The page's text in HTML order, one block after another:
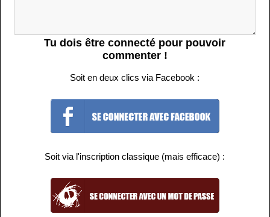
Tu dois être connecté pour pouvoir
commenter !
Soit en deux clics via Facebook :
Soit via l'inscription classique (mais efficace) :